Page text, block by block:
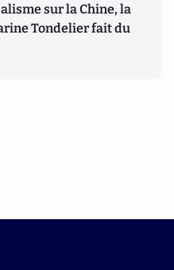
sur la Chine, la
Tondelier fait du